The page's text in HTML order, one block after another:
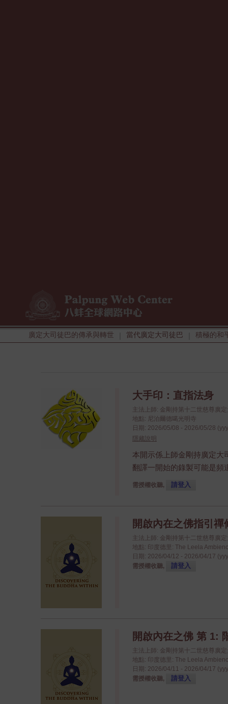
廣定大司徒巴的傳承與轉世 當代廣定大司徒巴 積極的和
大手印：直指法身
主法上師: 金剛持第十二世慈尊廣
地點: 尼泊爾德噶光明寺
日期: 2026/05/08 - 2026/05/28
隱藏說明
本開示係上師金剛持廣定大
翻譯一開始的錄製可能是頻
需授權收聽, 請登入
開啟內在之佛指引禪
主法上師: 金剛持第十二世慈尊廣
地點: 印度德里: The Leela
日期: 2026/04/12 - 2026/04/17
需授權收聽,
請登入
開啟內在之佛 第 1:
主法上師: 金剛持第十二世慈尊廣
地點: 印度德里: The Leela
日期: 2026/04/11 - 2026/04/17
需授權收聽,
請登入